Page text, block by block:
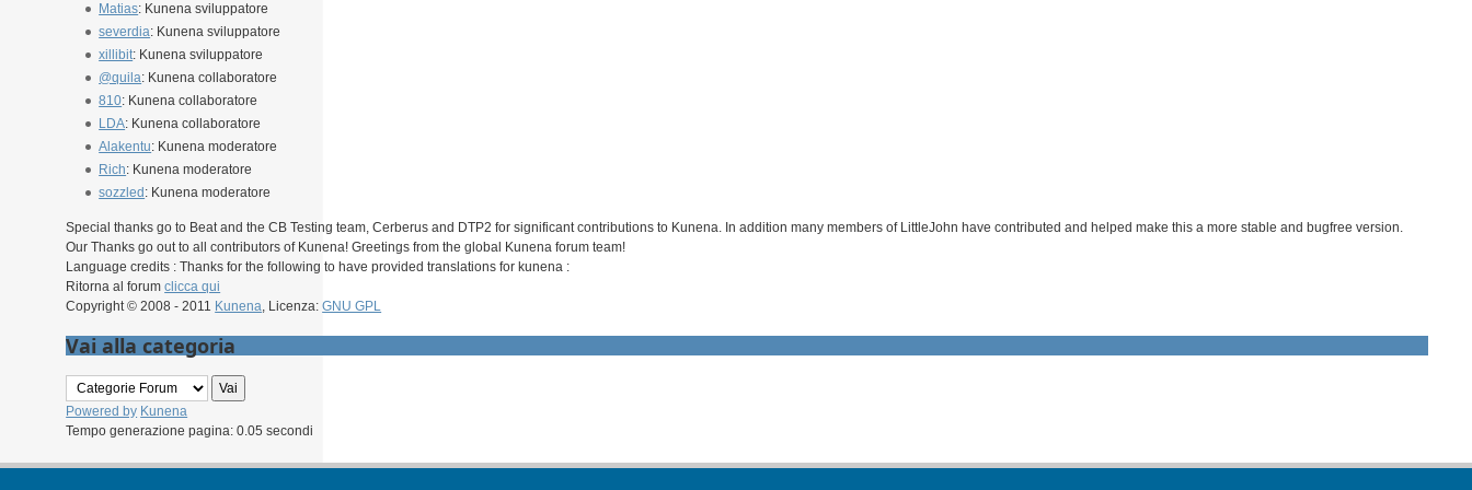
Matias: Kunena sviluppatore
severdia: Kunena sviluppatore
xillibit: Kunena sviluppatore
@quila: Kunena collaboratore
810: Kunena collaboratore
LDA: Kunena collaboratore
Alakentu: Kunena moderatore
Rich: Kunena moderatore
sozzled : Kunena moderatore
Special thanks go to Beat and the CB Testing team, Cerberus and DTP2 for significant contributions to Kunena. In addition many members of LittleJohn have contributed and helped make this a more stable and bugfree version.
Our Thanks go out to all contributors of Kunena! Greetings from the global Kunena forum team!
Language credits : Thanks for the following to have provided translations for kunena :
Ritorna al forumclicca qui
Copyright © 2008 - 2011 Kunena, Licenza:GNU GPL
Vai alla categoria
Powered by Kunena
Tempo generazione pagina: 0.05 secondi